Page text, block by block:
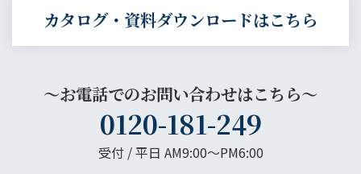
カタログ・資料ダウンロードはこちら
～お電話でのお問い合わせはこちら～
0120-181-249
受付 / 平日 AM9:00〜PM6:00